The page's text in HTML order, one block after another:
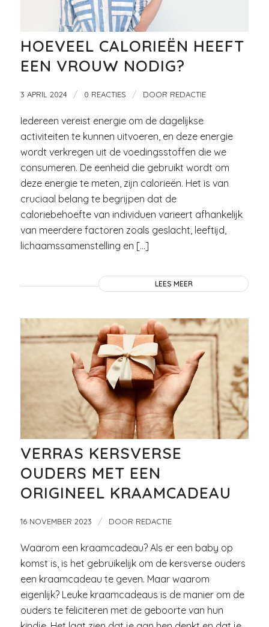
HOEVEEL CALORIEËN HEEFT
EEN VROUW NODIG?
3 APRIL 2024 / 0 REACTIES / DOOR REDACTIE
Iedereen vereist energie om de dagelijkse
activiteiten te kunnen uitvoeren, en deze energie
wordt verkregen uit de voedingsstoffen die we
consumeren. De eenheid die gebruikt wordt om
deze energie te meten, zijn calorieën. Het is van
cruciaal belang te begrijpen dat de
caloriebehoefte van individuen varieert afhankelijk
van meerdere factoren zoals geslacht, leeftijd,
lichaamssamenstelling en […]
LEES MEER
VERRAS KERSVERSE
OUDERS MET EEN
ORIGINEEL KRAAMCADEAU
16 NOVEMBER 2023 / DOOR REDACTIE
Waarom een kraamcadeau? Als er een baby op
komst is, is het gebruikelijk om de kersverse ouders
een kraamcadeau te geven. Maar waarom
eigenlijk? Leuke kraamcadeaus is de manier om de
ouders te feliciteren met de geboorte van hun